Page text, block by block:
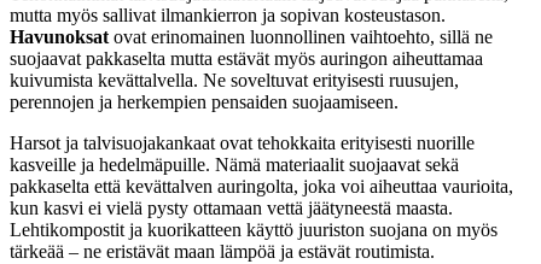
mutta myös sallivat ilmankierron ja sopivan kosteustason.
Havunoksat ovat erinomainen luonnollinen vaihtoehto, sillä ne
suojaavat pakkaselta mutta estävät myös auringon aiheuttamaa
kuivumista kevättalvella. Ne soveltuvat erityisesti ruusujen,
perennojen ja herkempien pensaiden suojaamiseen.
Harsot ja talvisuojakankaat ovat tehokkaita erityisesti nuorille
kasveille ja hedelmäpuille. Nämä materiaalit suojaavat sekä
pakkaselta että kevättalven auringolta, joka voi aiheuttaa vaurioita,
kun kasvi ei vielä pysty ottamaan vettä jäätyneestä maasta.
Lehtikompostit ja kuorikatteen käyttö juuriston suojana on myös
tärkeää – ne eristävät maan lämpöä ja estävät routimista.